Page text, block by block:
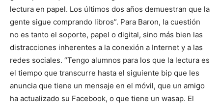
lectura en papel. Los últimos dos años demuestran que la
gente sigue comprando libros”. Para Baron, la cuestión
no es tanto el soporte, papel o digital, sino más bien las
distracciones inherentes a la conexión a Internet y a las
redes sociales. “Tengo alumnos para los que la lectura es
el tiempo que transcurre hasta el siguiente bip que les
anuncia que tiene un mensaje en el móvil, que un amigo
ha actualizado su Facebook, o que tiene un wasap. El